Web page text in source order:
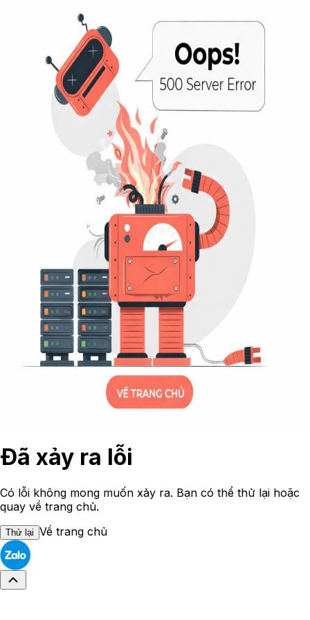
Đã xảy ra lỗi
Có lỗi không mong muốn xảy ra. Bạn có thể thử lại hoặc
quay về trang chủ.
Thử lại Về trang chủ